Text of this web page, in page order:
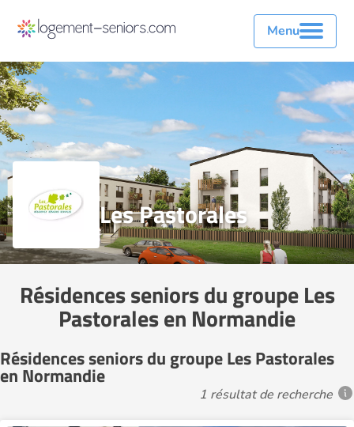
Menu
Les Pastorales
Résidences seniors du groupe Les
Pastorales en Normandie
Résidences seniors du groupe Les Pastorales
en Normandie
1 résultat de recherche